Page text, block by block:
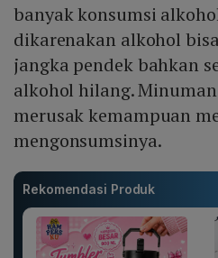
banyak konsumsi
dikarenakan alkohol
jangka pendek bahkan
alkohol hilang.
merusak kemampuan
mengonsumsinya.
Rekomendasi Produk